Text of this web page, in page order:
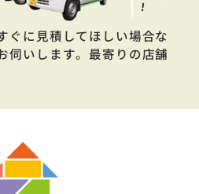
ぐに見積してほしい場合な
伺いします。最寄りの店舗